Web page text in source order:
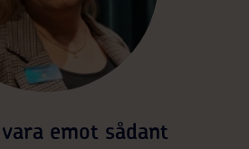
vara emot sådant